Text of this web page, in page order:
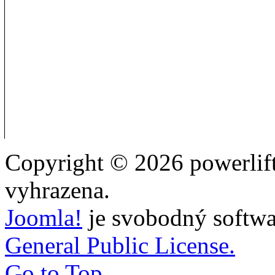
Copyright © 2026
vyhrazena.
Joomla! je svobodný
General Public License.